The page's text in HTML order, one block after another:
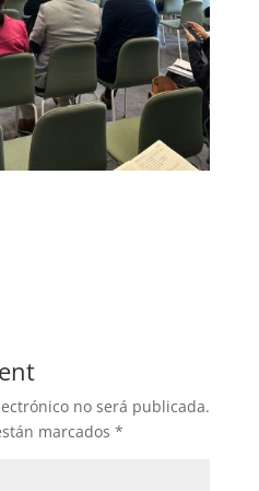
no será publicada.
marcados *